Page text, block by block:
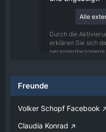
Alle
Durch die
erklären Sie sich
Verfügung gestellt.
Jetzt Online!
Freunde
Volker Schopf Facebook
Claudia Konrad